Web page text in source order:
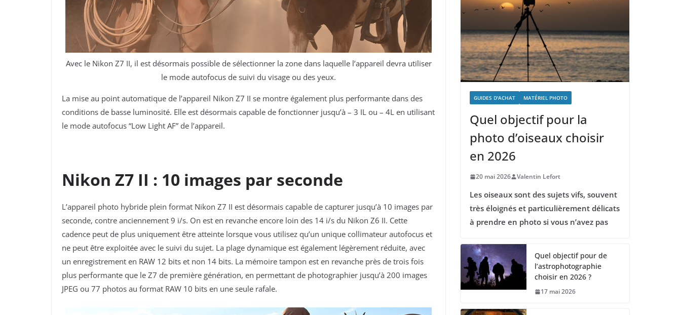
Avec le Nikon Z7 II, il est désormais possible de sélectionner la zone dans laquelle l’appareil devra utiliser
le mode autofocus de suivi du visage ou des yeux.
La mise au point automatique de l’appareil Nikon Z7 II se montre également plus performante dans des
conditions de basse luminosité. Elle est désormais capable de fonctionner jusqu’à – 3 IL ou – 4L en utilisant
le mode autofocus “Low Light AF” de l’appareil.
Nikon Z7 II : 10 images par seconde
L’appareil photo hybride plein format Nikon Z7 II est désormais capable de capturer jusqu’à 10 images par
seconde, contre anciennement 9 i/s. On est en revanche encore loin des 14 i/s du Nikon Z6 II. Cette
cadence peut de plus uniquement être atteinte lorsque vous utilisez qu’un unique collimateur autofocus et
ne peut être exploitée avec le suivi du sujet. La plage dynamique est également légèrement réduite, avec
un enregistrement en RAW 12 bits et non 14 bits. La mémoire tampon est en revanche près de trois fois
plus performante que le Z7 de première génération, en permettant de photographier jusqu’à 200 images
JPEG ou 77 photos au format RAW 10 bits en une seule rafale.
GUIDES D'ACHAT MATÉRIEL PHOTO
Quel objectif pour la
photo d’oiseaux choisir
en 2026
20 mai 2026 Valentin Lefort
Les oiseaux sont des sujets vifs, souvent
très éloignés et particulièrement délicats
à prendre en photo si vous n’avez pas
Quel objectif pour de
l’astrophotographie
choisir en 2026 ?
17 mai 2026